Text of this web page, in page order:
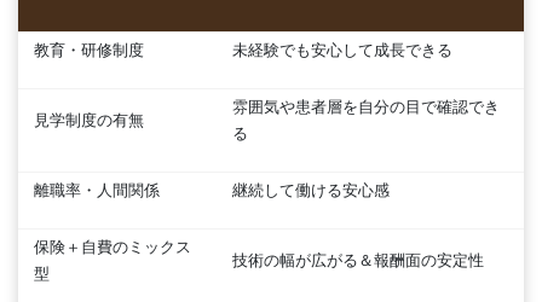
教育・研修制度 未経験でも安心して成長できる
見学制度の有無
雰囲気や患者層を自分の目で確認でき
る
離職率・人間関係 継続して働ける安心感
保険＋自費のミックス
型
技術の幅が広がる＆報酬面の安定性